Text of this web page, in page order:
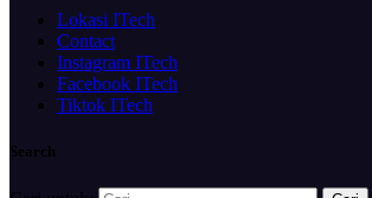
Lokasi ITech
Contact
Instagram ITech
Facebook ITech
Tiktok ITech
Search